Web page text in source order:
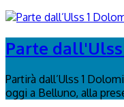
Parte
Partirà dall’Ulss 1
oggi a Belluno, alla